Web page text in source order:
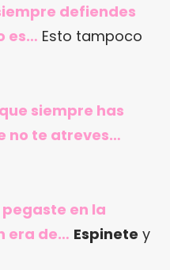
defiendes
es… Esto tampoco
siempre has
no te atreves…
en la
era de… Espinete y